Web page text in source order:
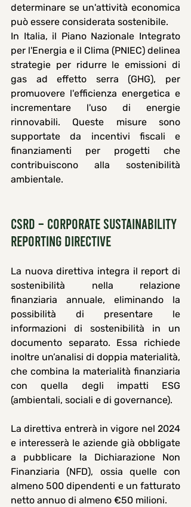
determinare se un'attività economica
può essere considerata sostenibile.
In Italia, il Piano Nazionale Integrato
per l'Energia e il Clima (PNIEC) delinea
strategie per ridurre le emissioni di
gas ad effetto serra (GHG), per
promuovere l'efficienza energetica e
incrementare l'uso di energie
rinnovabili. Queste misure sono
supportate da incentivi fiscali e
finanziamenti per progetti che
contribuiscono alla sostenibilità
ambientale.
CSRD – Corporate Sustainability
Reporting Directive
La nuova direttiva integra il report di
sostenibilità nella relazione
finanziaria annuale, eliminando la
possibilità di presentare le
informazioni di sostenibilità in un
documento separato. Essa richiede
inoltre un’analisi di doppia materialità,
che combina la materialità finanziaria
con quella degli impatti ESG
(ambientali, sociali e di governance).
La direttiva entrerà in vigore nel 2024
e interesserà le aziende già obbligate
a pubblicare la Dichiarazione Non
Finanziaria (NFD), ossia quelle con
almeno 500 dipendenti e un fatturato
netto annuo di almeno €50 milioni.